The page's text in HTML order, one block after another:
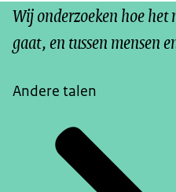
Wij onderzoeken hoe het
gaat, en tussen mensen
Andere talen